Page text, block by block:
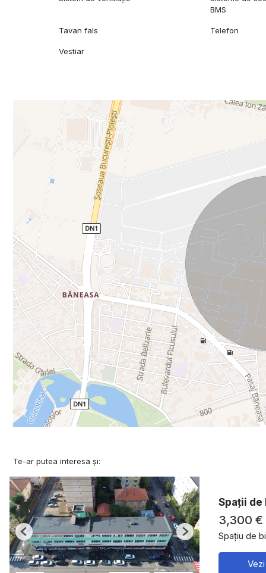
BMS
Tavan fals Telefon
Vestiar
Te-ar putea interesa și:
Previous Next
Spații
3,300 €
Spațiu de